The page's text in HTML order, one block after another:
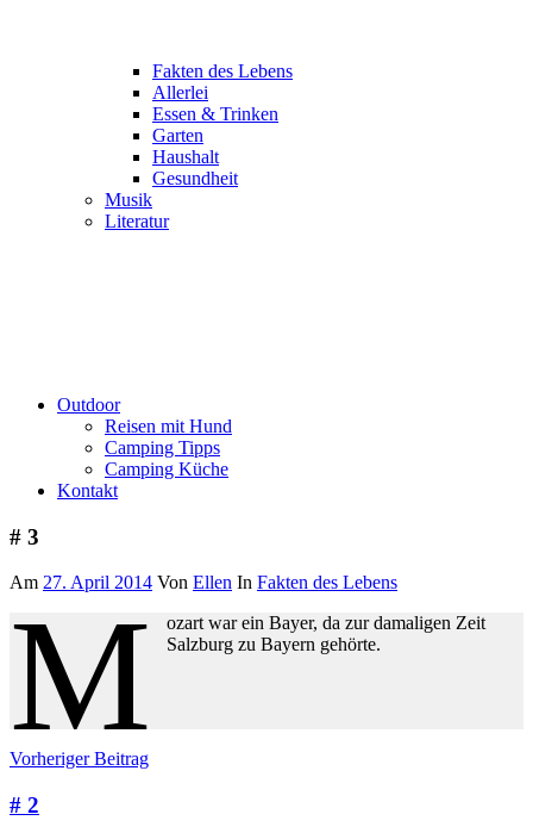
Fakten des Lebens
Allerlei
Essen & Trinken
Garten
Haushalt
Gesundheit
Musik
Literatur
Outdoor
Reisen mit Hund
Camping Tipps
Camping Küche
Kontakt
# 3
Am 27. April 2014 Von Ellen In Fakten des Lebens
M
ozart war ein Bayer, da zur damaligen Zeit
Salzburg zu Bayern gehörte.
Schlagwörter:
nfish
Beitragsnavigation
Vorheriger Beitrag
# 2